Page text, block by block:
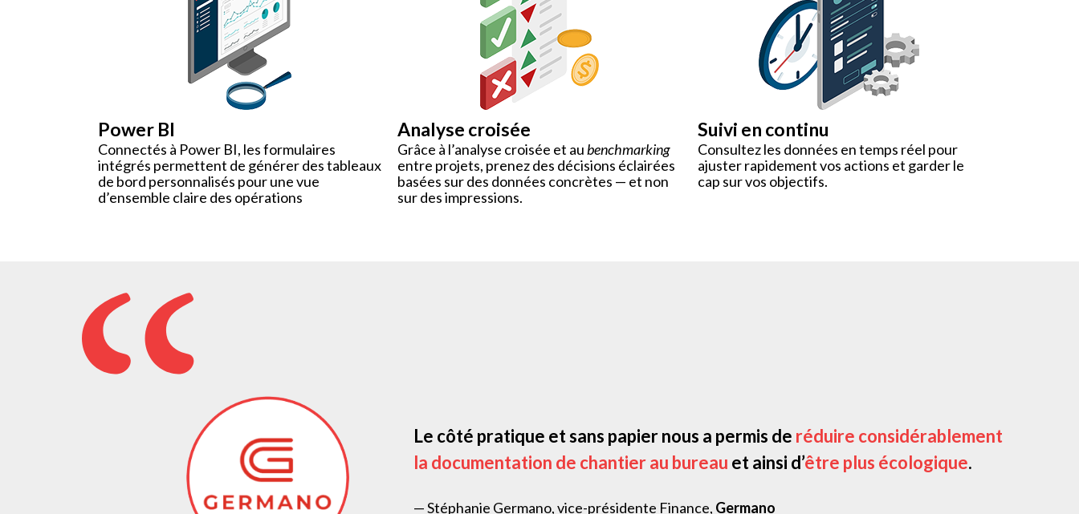
Power BI
Connectés à Power BI, les formulaires
intégrés permettent de générer des tableaux
de bord personnalisés pour une vue
d’ensemble claire des opérations
Analyse croisée
Grâce à l’analyse croisée et aubenchmarking
entre projets, prenez des décisions éclairées
basées sur des données concrètes — et non
sur des impressions.
Suivi en continu
Consultez les données en temps réel pour
ajuster rapidement vos actions et garder le
cap sur vos objectifs.
Le côté pratique et sans papier nous a permis de réduire considérablement
la documentation de chantier au bureau et ainsi d’être plus écologique.
— Stéphanie Germano, vice-présidente Finance, Germano